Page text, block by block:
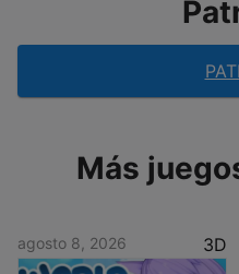
Más
agosto 8, 2026 3D